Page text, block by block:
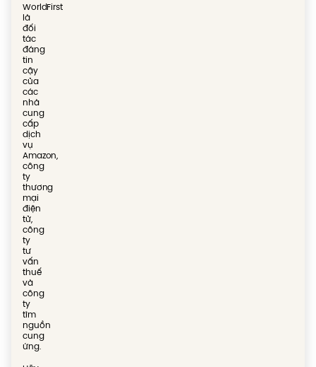
WorldFirst
là
đối
tác
đáng
tin
cậy
của
các
nhà
cung
cấp
dịch
vụ
Amazon,
công
ty
thương
mại
điện
tử,
công
ty
tư
vấn
thuế
và
công
ty
tìm
nguồn
cung
ứng.